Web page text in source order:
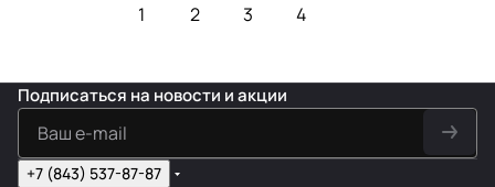
1 2 3 4
Подписаться на новости и акции
+7 (843) 537-87-87